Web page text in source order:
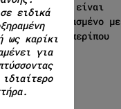
προϊόν είναι
συσκευασμένο με
βάρος περίπου
100γρ.